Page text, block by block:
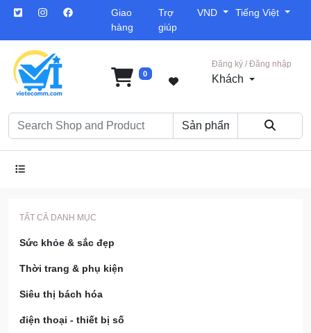
Giao
hàng
Trợ
giúp
VND Tiếng Việt
0
Đăng ký / Đăng nhập
Khách
TẤT CẢ DANH MỤC
Sức khỏe & sắc đẹp
Thời trang & phụ kiện
Siêu thị bách hóa
điện thoại - thiết bị số